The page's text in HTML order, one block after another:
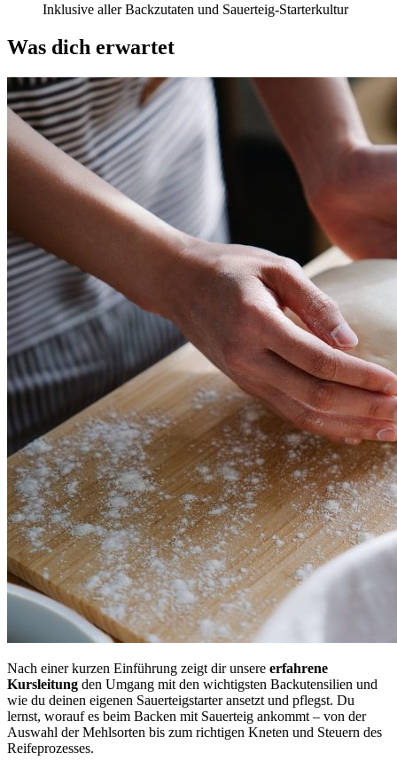
Inklusive aller Backzutaten und Sauerteig-Starterkultur
Was dich erwartet
Nach einer kurzen Einführung zeigt dir unsere erfahrene
Kursleitung den Umgang mit den wichtigsten Backutensilien und
wie du deinen eigenen Sauerteigstarter ansetzt und pflegst. Du
lernst, worauf es beim Backen mit Sauerteig ankommt – von der
Auswahl der Mehlsorten bis zum richtigen Kneten und Steuern des
Reifeprozesses.